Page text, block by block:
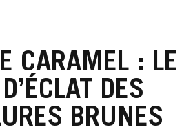
CARAMEL : LE
DES
BRUNES